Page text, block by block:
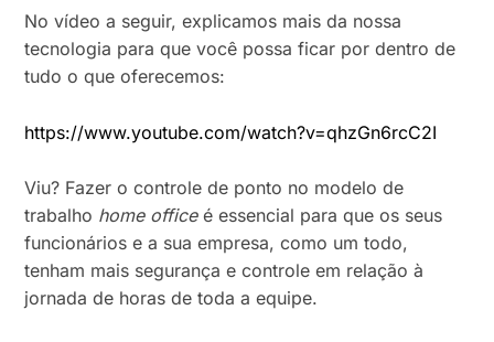
No vídeo a seguir, explicamos mais da nossa
tecnologia para que você possa ficar por dentro de
tudo o que oferecemos:
https://www.youtube.com/watch?v=qhzGn6rcC2I
Viu? Fazer o controle de ponto no modelo de
trabalho home officeé essencial para que os seus
funcionários e a sua empresa, como um todo,
tenham mais segurança e controle em relação à
jornada de horas de toda a equipe.